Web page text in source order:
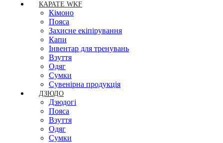
КАРАТЕ WKF
Кімоно
Пояса
Захисне екіпірування
Капи
Інвентар для тренувань
Взуття
Одяг
Сумки
Сувенірна продукція
ДЗЮДО
Дзюдогі
Пояса
Взуття
Одяг
Сумки